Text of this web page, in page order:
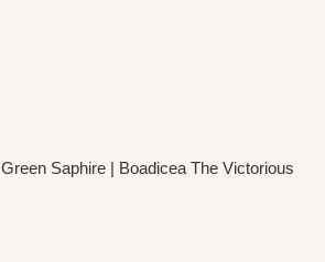
Green Saphire | Boadicea The Victorious